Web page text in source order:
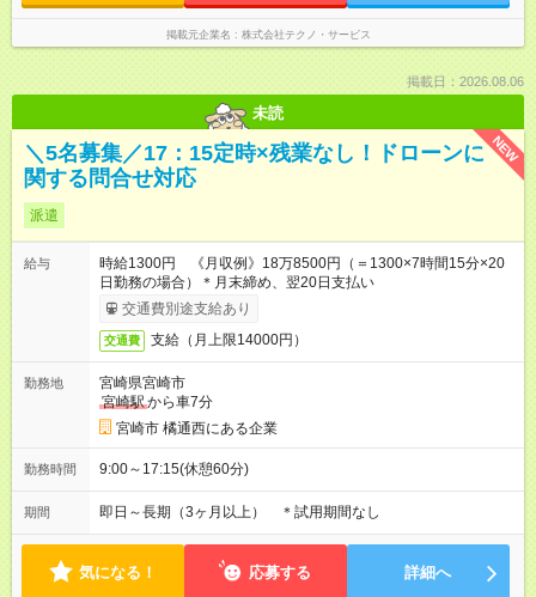
掲載元企業名 株式会社テクノ・サービス
掲載日：2026.08.06
未読
NEW
＼5名募集／17：15定時×残業なし！ドローンに
関する問合せ対応
派遣
給与
時給1300円 《月収例》18万8500円（＝1300×7時間15分×20
日勤務の場合）＊月末締め、翌20日支払い
交通費別途支給あり
交通費 支給（月上限14000円）
勤務地
宮崎県宮崎市
宮崎駅から車7分
宮崎市 橘通西にある企業
勤務時間 9:00～17:15(休憩60分)
期間 即日～長期（3ヶ月以上） ＊試用期間なし
気になる！ 応募する 詳細へ